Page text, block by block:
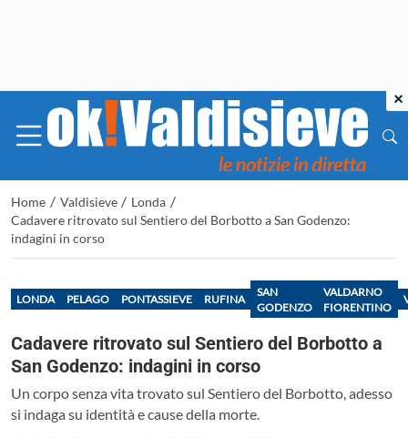
Home / Valdisieve / Londa /
Cadavere ritrovato sul Sentiero del Borbotto a San Godenzo:
indagini in corso
LONDA PELAGO PONTASSIEVE RUFINA
SAN
GODENZO
VALDARNO
FIORENTINO
Cadavere ritrovato sul Sentiero del Borbotto a
San Godenzo: indagini in corso
Un corpo senza vita trovato sul Sentiero del Borbotto, adesso
si indaga su identità e cause della morte.
×